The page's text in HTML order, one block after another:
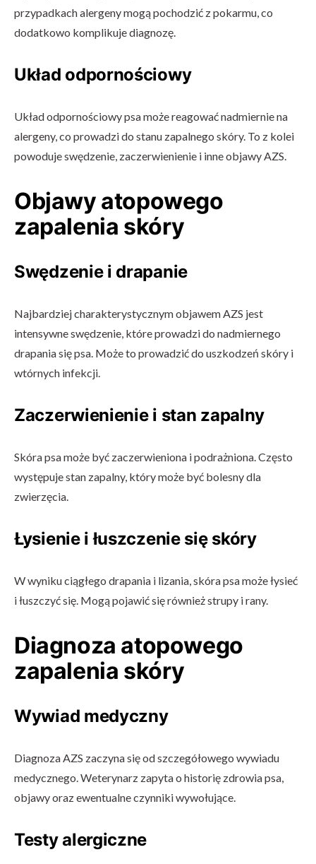
przypadkach alergeny mogą pochodzić z pokarmu, co
dodatkowo komplikuje diagnozę.
Układ odpornościowy
Układ odpornościowy psa może reagować nadmiernie na
alergeny, co prowadzi do stanu zapalnego skóry. To z kolei
powoduje swędzenie, zaczerwienienie i inne objawy AZS.
Objawy atopowego
zapalenia skóry
Swędzenie i drapanie
Najbardziej charakterystycznym objawem AZS jest
intensywne swędzenie, które prowadzi do nadmiernego
drapania się psa. Może to prowadzić do uszkodzeń skóry i
wtórnych infekcji.
Zaczerwienienie i stan zapalny
Skóra psa może być zaczerwieniona i podrażniona. Często
występuje stan zapalny, który może być bolesny dla
zwierzęcia.
Łysienie i łuszczenie się skóry
W wyniku ciągłego drapania i lizania, skóra psa może łysieć
i łuszczyć się. Mogą pojawić się również strupy i rany.
Diagnoza atopowego
zapalenia skóry
Wywiad medyczny
Diagnoza AZS zaczyna się od szczegółowego wywiadu
medycznego. Weterynarz zapyta o historię zdrowia psa,
objawy oraz ewentualne czynniki wywołujące.
Testy alergiczne